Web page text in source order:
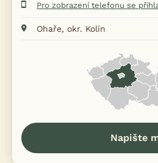
Pro zobrazení telefonu se
Ohaře, okr. Kolín
Napište